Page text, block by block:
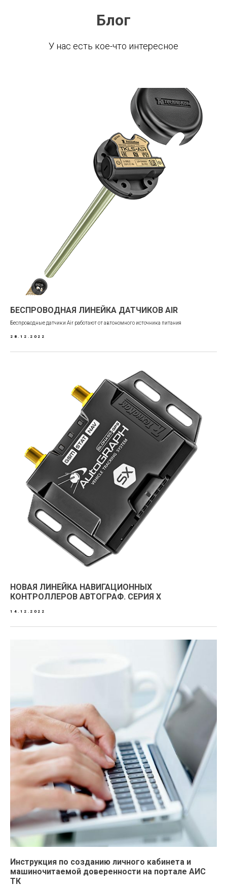
Блог
У нас есть кое-что интересное
БЕСПРОВОДНАЯ ЛИНЕЙКА ДАТЧИКОВ AIR
Беспроводные датчики Air работают от автономного источника питания
28.12.2022
НОВАЯ ЛИНЕЙКА НАВИГАЦИОННЫХ
КОНТРОЛЛЕРОВ АВТОГРАФ. СЕРИЯ X
14.12.2022
Инструкция по созданию личного кабинета и
машиночитаемой доверенности на портале АИС
ТК